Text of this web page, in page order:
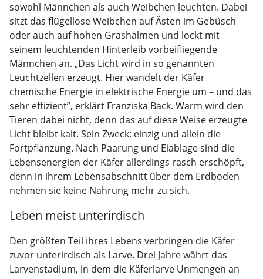
sowohl Männchen als auch Weibchen leuchten. Dabei
sitzt das flügellose Weibchen auf Ästen im Gebüsch
oder auch auf hohen Grashalmen und lockt mit
seinem leuchtenden Hinterleib vorbeifliegende
Männchen an. „Das Licht wird in so genannten
Leuchtzellen erzeugt. Hier wandelt der Käfer
chemische Energie in elektrische Energie um – und das
sehr effizient”, erklärt Franziska Back. Warm wird den
Tieren dabei nicht, denn das auf diese Weise erzeugte
Licht bleibt kalt. Sein Zweck: einzig und allein die
Fortpflanzung. Nach Paarung und Eiablage sind die
Lebensenergien der Käfer allerdings rasch erschöpft,
denn in ihrem Lebensabschnitt über dem Erdboden
nehmen sie keine Nahrung mehr zu sich.
Leben meist unterirdisch
Den größten Teil ihres Lebens verbringen die Käfer
zuvor unterirdisch als Larve. Drei Jahre währt das
Larvenstadium, in dem die Käferlarve Unmengen an